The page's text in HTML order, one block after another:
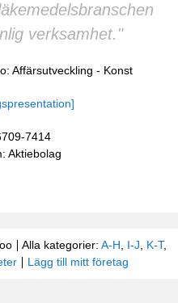
verksamhet."
Affärsutveckling - Konst
7414
Aktiebolag
Alla kategorier: A-H I-J K-T,
Lägg till mitt företag